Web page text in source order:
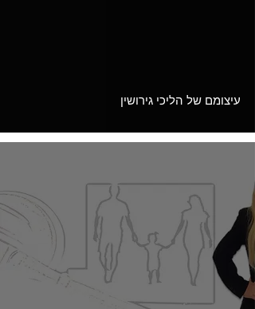
עיצומם של הליכי גירושין